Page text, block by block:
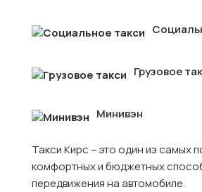
Грузовое
Минивэн
Такси Кирс – это один из самых
комфортных и бюджетных
передвижения на автомобиле.